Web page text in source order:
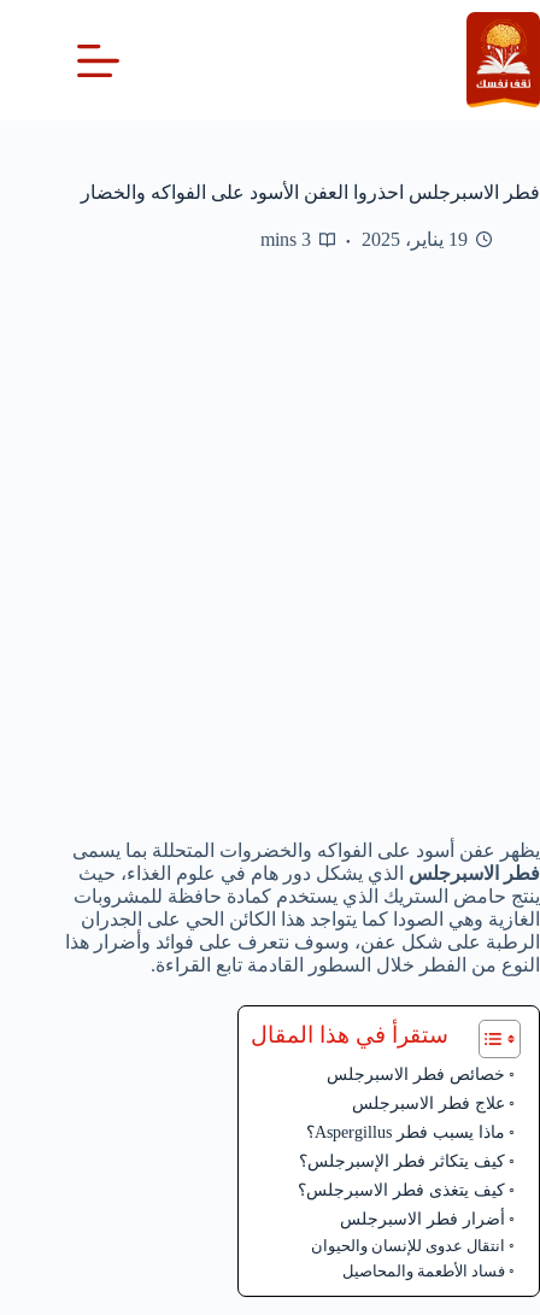
التجاوز
إلى
المحتوى
فطر الاسبرجلس احذروا العفن الأسود على الفواكه والخضار
19 يناير، 2025 3 mins
يظهر عفن أسود على الفواكه والخضروات المتحللة بما يسمى
فطر الاسبرجلس الذي يشكل دور هام في علوم الغذاء، حيث
ينتج حامض الستريك الذي يستخدم كمادة حافظة للمشروبات
الغازية وهي الصودا كما يتواجد هذا الكائن الحي على الجدران
الرطبة على شكل عفن، وسوف نتعرف على فوائد وأضرار هذا
النوع من الفطر خلال السطور القادمة تابع القراءة.
ستقرأ في هذا المقال
خصائص فطر الاسبرجلس
علاج فطر الاسبرجلس
ماذا يسبب فطر Aspergillus؟
كيف يتكاثر فطر الإسبرجلس؟
كيف يتغذى فطر الاسبرجلس؟
أضرار فطر الاسبرجلس
انتقال عدوى للإنسان والحيوان
فساد الأطعمة والمحاصيل